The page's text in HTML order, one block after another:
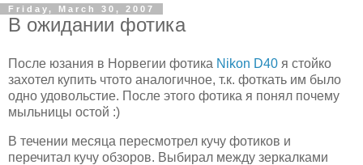
Friday, March 30, 2007
В ожидании фотика
После юзания в Норвегии фотика Nikon D40 я стойко
захотел купить чтото аналогичное, т.к. фоткать им было
одно удовольстие. После этого фотика я понял почему
мыльницы остой :)
В течении месяца пересмотрел кучу фотиков и
перечитал кучу обзоров. Выбирал между зеркалками